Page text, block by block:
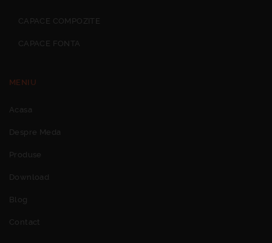
CAPACE COMPOZITE
CAPACE FONTA
MENIU
Acasa
Despre Meda
Produse
Download
Blog
Contact